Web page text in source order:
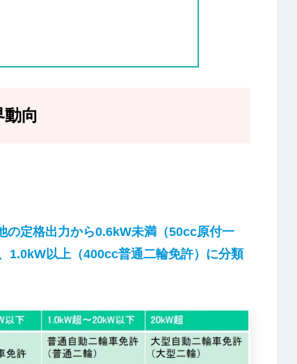
向
の定格出力から0.6kW未満（50cc原付一
1.0kW以上（400cc普通二輪免許）に分類